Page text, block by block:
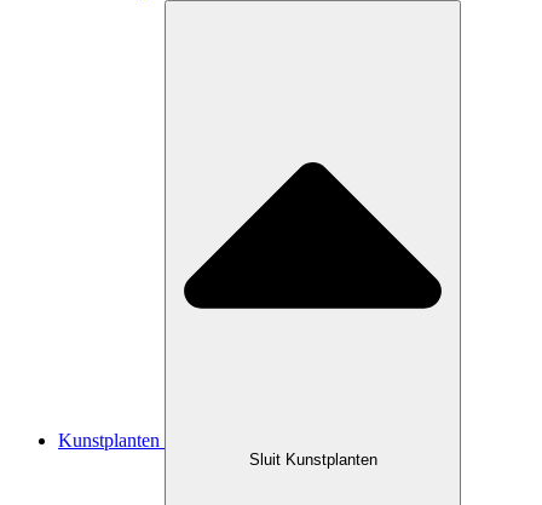
Kunstplanten
Sluit Kunstplanten